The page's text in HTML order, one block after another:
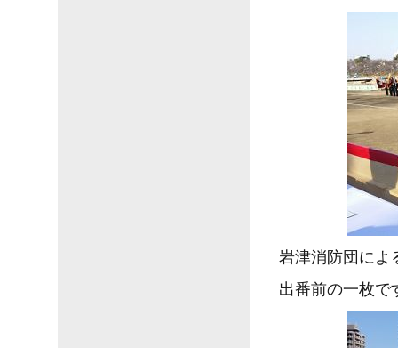
岩津消防団によ
出番前の一枚で